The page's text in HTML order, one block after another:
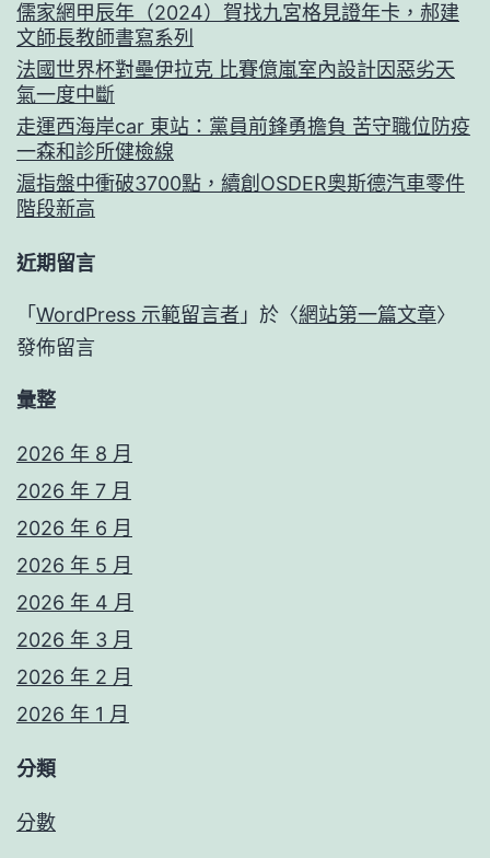
儒家網甲辰年（2024）賀找九宮格見證年卡，郝建
文師長教師書寫系列
法國世界杯對壘伊拉克 比賽億嵐室內設計因惡劣天
氣一度中斷
走運西海岸car 東站：黨員前鋒勇擔負 苦守職位防疫
一森和診所健檢線
滬指盤中衝破3700點，續創OSDER奧斯德汽車零件
階段新高
近期留言
「 WordPress 示範留言者 」於〈網站第一篇文章〉
發佈留言
彙整
2026 年 8 月
2026 年 7 月
2026 年 6 月
2026 年 5 月
2026 年 4 月
2026 年 3 月
2026 年 2 月
2026 年 1 月
分類
分數